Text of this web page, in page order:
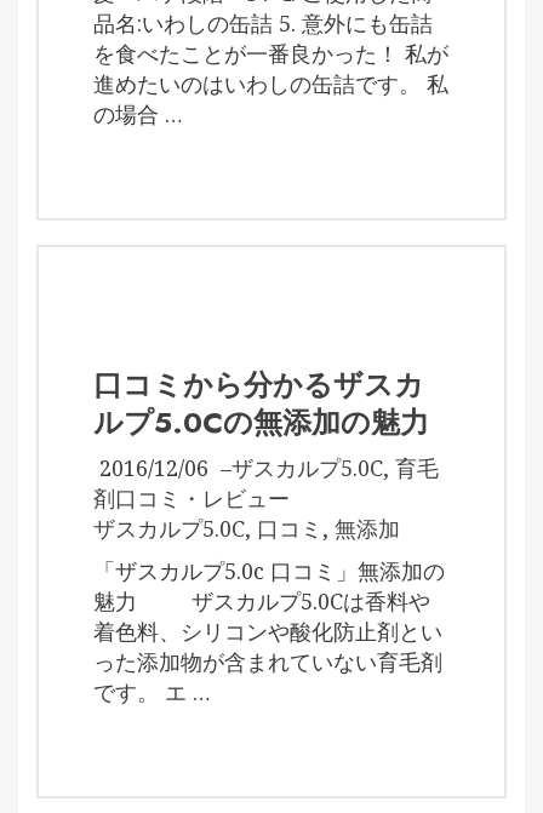
品名:いわしの缶詰 5. 意外にも缶詰
を食べたことが一番良かった！ 私が
進めたいのはいわしの缶詰です。 私
の場合 …
口コミから分かるザスカ
ルプ5.0Cの無添加の魅力
2016/12/06 –ザスカルプ5.0C, 育毛
剤口コミ・レビュー
ザスカルプ5.0C, 口コミ , 無添加
「ザスカルプ5.0c 口コミ」無添加の
魅力 ザスカルプ5.0Cは香料や
着色料、シリコンや酸化防止剤とい
った添加物が含まれていない育毛剤
です。 エ …